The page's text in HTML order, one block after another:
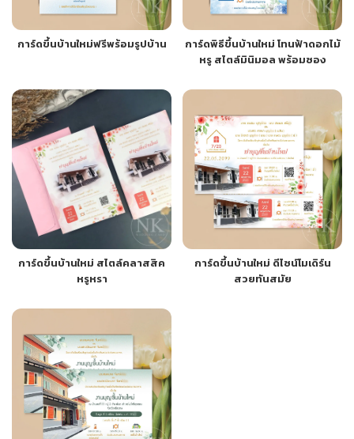
การ์ดขึ้นบ้านใหม่ฟรีพร้อมรูปบ้าน
การ์ดพิธีขึ้นบ้านใหม่ โทนฟ้าดอกไม้
หรู สไตล์มินิมอล พร้อมซอง
การ์ดขึ้นบ้านใหม่ สไตล์คลาสสิค
หรูหรา
การ์ดขึ้นบ้านใหม่ ดีไซน์โมเดิร์น
สวยทันสมัย